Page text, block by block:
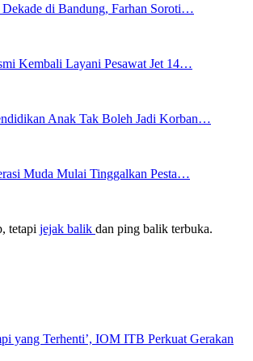
di Bandung, Farhan Soroti…
Kembali Layani Pesawat Jet 14…
Anak Tak Boleh Jadi Korban…
Muda Mulai Tinggalkan Pesta…
tetapi jejak balik dan ping balik terbuka.
yang Terhenti’, IOM ITB Perkuat Gerakan